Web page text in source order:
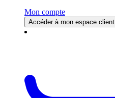
Mon compte
Accéder à mon espace client